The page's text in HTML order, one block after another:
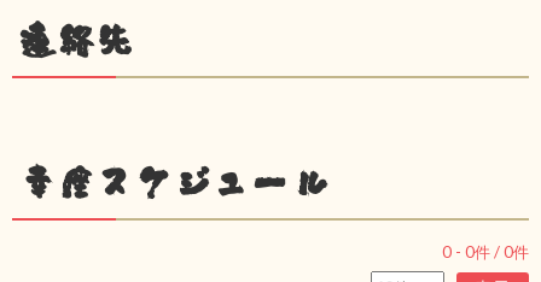
連絡先
幸座スケジュール
0 - 0件 /0件